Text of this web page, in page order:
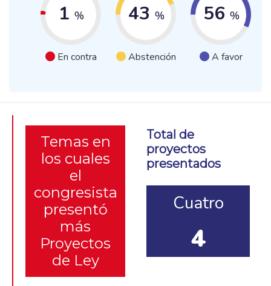
1 %
En contra
43 %
Abstención
56 %
A favor
Temas en
los cuales
el
congresista
presentó
más
Proyectos
de Ley
Total de
proyectos
presentados
Cuatro
4